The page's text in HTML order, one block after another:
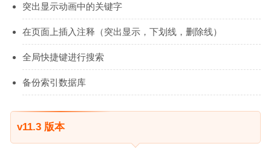
突出显示动画中的关键字
在页面上插入注释（突出显示，下划线，删除线）
全局快捷键进行搜索
备份索引数据库
v11.3 版本